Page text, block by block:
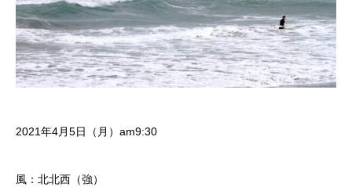
2021年4月5日（月）am9:30
風：北北西（強）